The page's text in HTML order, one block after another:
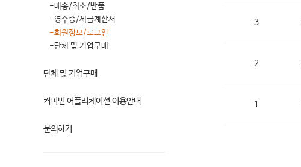
-배송/취소/반품
-영수증/세금계산서
-회원정보/로그인
-단체 및 기업구매
단체 및 기업구매
커피빈 어플리케이션 이용안내
문의하기
3
2
1